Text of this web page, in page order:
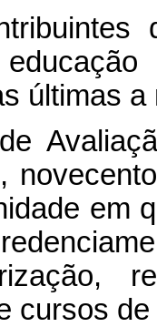
últimas
em
cursos